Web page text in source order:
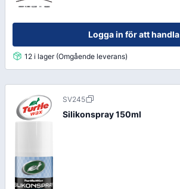
Logga in för att handla
12 i lager (Omgående leverans)
SV245
Silikonspray 150ml